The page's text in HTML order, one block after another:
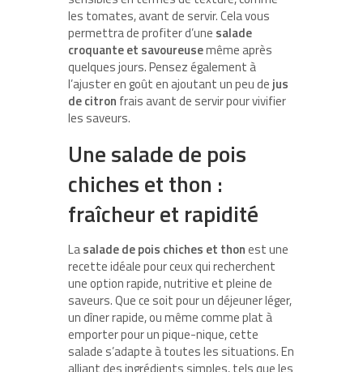
les tomates, avant de servir. Cela vous
permettra de profiter d’une salade
croquante et savoureusemême après
quelques jours. Pensez également à
l’ajuster en goût en ajoutant un peu de jus
de citron frais avant de servir pour vivifier
les saveurs.
Une salade de pois
chiches et thon :
fraîcheur et rapidité
Lasalade de pois chiches et thonest une
recette idéale pour ceux qui recherchent
une option rapide, nutritive et pleine de
saveurs. Que ce soit pour un déjeuner léger,
un dîner rapide, ou même comme plat à
emporter pour un pique-nique, cette
salade s’adapte à toutes les situations. En
alliant des ingrédients simples, tels que les